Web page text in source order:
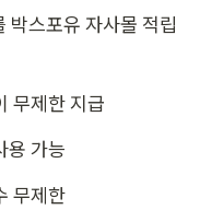
스포유 자사몰 적립
무제한 지급
용 가능
무제한